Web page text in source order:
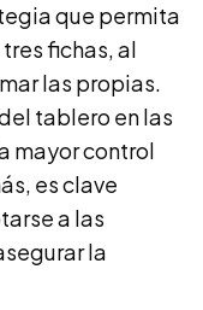
que permita
fichas, al
las propias.
tablero en las
mayor control
es clave
a las
la